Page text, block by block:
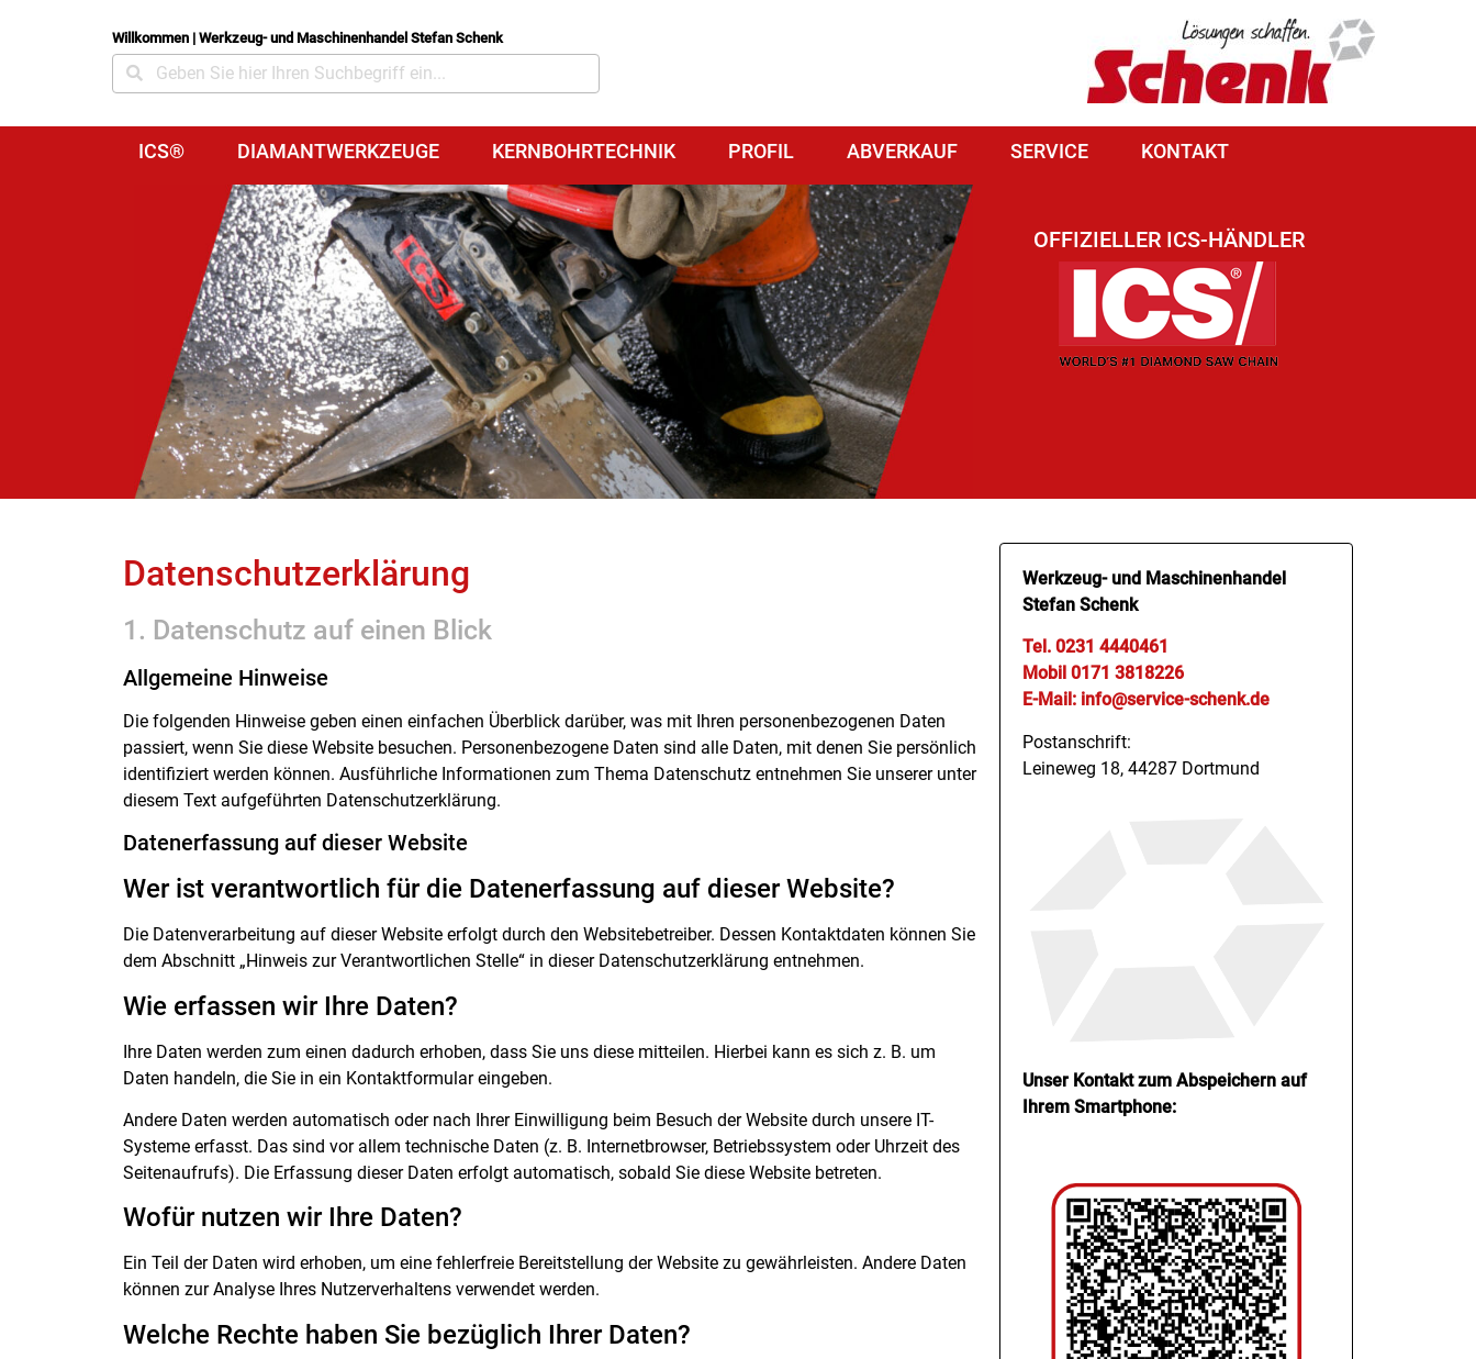
Willkommen | Werkzeug- und Maschinenhandel Stefan Schenk
ICS® DIAMANTWERKZEUGE KERNBOHRTECHNIK PROFIL ABVERKAUF SERVICE KONTAKT
OFFIZIELLER ICS-HÄNDLER
Datenschutz­erklärung
1. Datenschutz auf einen Blick
Allgemeine Hinweise
Die folgenden Hinweise geben einen einfachen Überblick darüber, was mit Ihren personenbezogenen Daten
passiert, wenn Sie diese Website besuchen. Personenbezogene Daten sind alle Daten, mit denen Sie persönlich
identifiziert werden können. Ausführliche Informationen zum Thema Datenschutz entnehmen Sie unserer unter
diesem Text aufgeführten Datenschutzerklärung.
Datenerfassung auf dieser Website
Wer ist verantwortlich für die Datenerfassung auf dieser Website?
Die Datenverarbeitung auf dieser Website erfolgt durch den Websitebetreiber. Dessen Kontaktdaten können Sie
dem Abschnitt „Hinweis zur Verantwortlichen Stelle“ in dieser Datenschutzerklärung entnehmen.
Wie erfassen wir Ihre Daten?
Ihre Daten werden zum einen dadurch erhoben, dass Sie uns diese mitteilen. Hierbei kann es sich z. B. um
Daten handeln, die Sie in ein Kontaktformular eingeben.
Andere Daten werden automatisch oder nach Ihrer Einwilligung beim Besuch der Website durch unsere IT-
Systeme erfasst. Das sind vor allem technische Daten (z. B. Internetbrowser, Betriebssystem oder Uhrzeit des
Seitenaufrufs). Die Erfassung dieser Daten erfolgt automatisch, sobald Sie diese Website betreten.
Wofür nutzen wir Ihre Daten?
Ein Teil der Daten wird erhoben, um eine fehlerfreie Bereitstellung der Website zu gewährleisten. Andere Daten
können zur Analyse Ihres Nutzerverhaltens verwendet werden.
Welche Rechte haben Sie bezüglich Ihrer Daten?
Werkzeug- und Maschinenhandel
Stefan Schenk
Tel. 0231 4440461
Mobil 0171 3818226
E-Mail: info@service-schenk.de
Postanschrift:
Leineweg 18, 44287 Dortmund
Unser Kontakt zum Abspeichern auf
Ihrem Smartphone: